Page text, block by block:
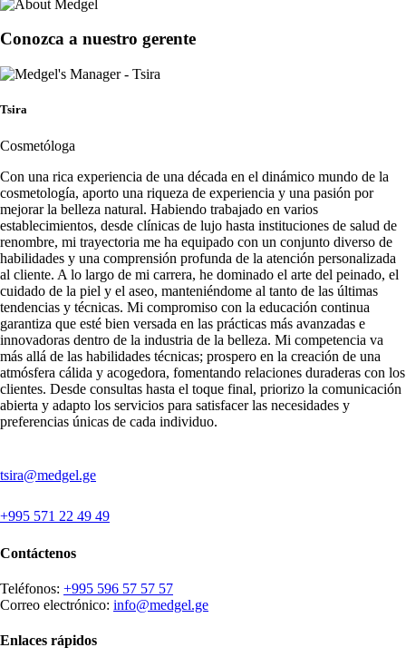
Conozca a nuestro gerente
Tsira
Cosmetóloga
Con una rica experiencia de una década en el dinámico mundo de la
cosmetología, aporto una riqueza de experiencia y una pasión por
mejorar la belleza natural. Habiendo trabajado en varios
establecimientos, desde clínicas de lujo hasta instituciones de salud de
renombre, mi trayectoria me ha equipado con un conjunto diverso de
habilidades y una comprensión profunda de la atención personalizada
al cliente. A lo largo de mi carrera, he dominado el arte del peinado, el
cuidado de la piel y el aseo, manteniéndome al tanto de las últimas
tendencias y técnicas. Mi compromiso con la educación continua
garantiza que esté bien versada en las prácticas más avanzadas e
innovadoras dentro de la industria de la belleza. Mi competencia va
más allá de las habilidades técnicas; prospero en la creación de una
atmósfera cálida y acogedora, fomentando relaciones duraderas con los
clientes. Desde consultas hasta el toque final, priorizo la comunicación
abierta y adapto los servicios para satisfacer las necesidades y
preferencias únicas de cada individuo.
tsira@medgel.ge
+995 571 22 49 49
Contáctenos
Teléfonos: +995 596 57 57 57
Correo electrónico: info@medgel.ge
Enlaces rápidos